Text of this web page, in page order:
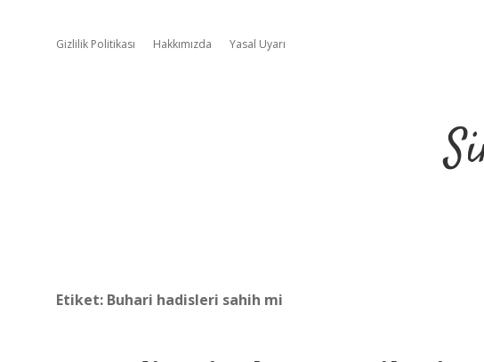
Gizlilik Politikası Hakkımızda Yasal Uyarı
Etiket: Buhari hadisleri sahih mi